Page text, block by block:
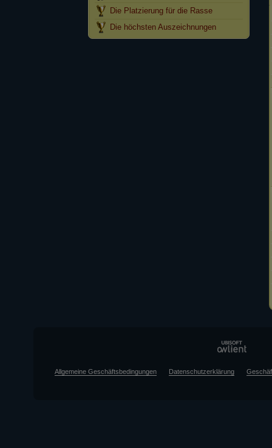
Die Platzierung für die Rasse
Die höchsten Auszeichnungen
Allgemeine Geschäftsbedingungen Datenschutzerklärung